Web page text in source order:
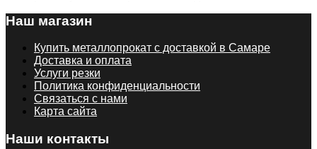
Наш магазин
Купить металлопрокат с доставкой в Самаре
Доставка и оплата
Услуги резки
Политика конфиденциальности
Связаться с нами
Карта сайта
Наши контакты